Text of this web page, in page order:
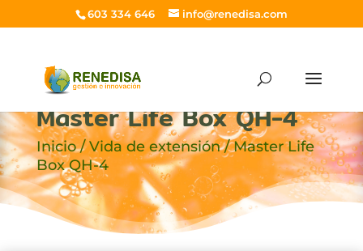
603 334 646 info@renedisa.com
Master Life Box QH-4
Inicio/Vida de extensión/ Master Life
Box QH-4